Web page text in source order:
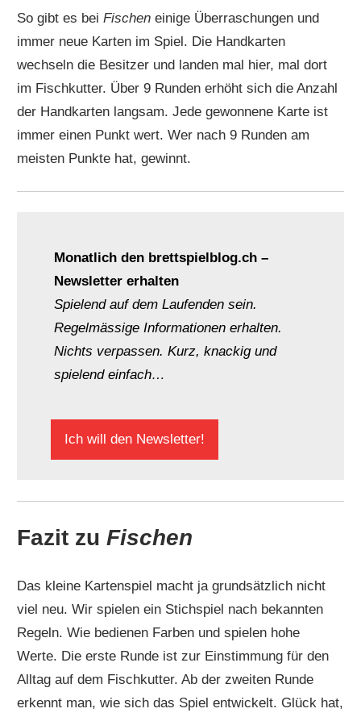
So gibt es beiFischeneinige Überraschungen und
immer neue Karten im Spiel. Die Handkarten
wechseln die Besitzer und landen mal hier, mal dort
im Fischkutter. Über 9 Runden erhöht sich die Anzahl
der Handkarten langsam. Jede gewonnene Karte ist
immer einen Punkt wert. Wer nach 9 Runden am
meisten Punkte hat, gewinnt.
Monatlich den brettspielblog.ch –
Newsletter erhalten
Spielend auf dem Laufenden sein.
Regelmässige Informationen erhalten.
Nichts verpassen. Kurz, knackig und
spielend einfach…
Ich will den Newsletter!
Fazit zuFischen
Das kleine Kartenspiel macht ja grundsätzlich nicht
viel neu. Wir spielen ein Stichspiel nach bekannten
Regeln. Wie bedienen Farben und spielen hohe
Werte. Die erste Runde ist zur Einstimmung für den
Alltag auf dem Fischkutter. Ab der zweiten Runde
erkennt man, wie sich das Spiel entwickelt. Glück hat,